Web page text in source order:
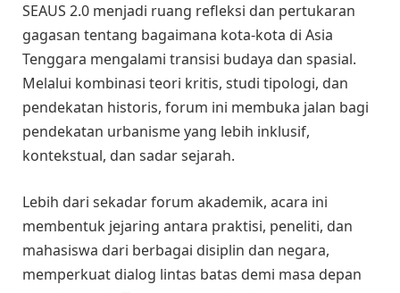
SEAUS 2.0 menjadi ruang refleksi dan pertukaran
gagasan tentang bagaimana kota-kota di Asia
Tenggara mengalami transisi budaya dan spasial.
Melalui kombinasi teori kritis, studi tipologi, dan
pendekatan historis, forum ini membuka jalan bagi
pendekatan urbanisme yang lebih inklusif,
kontekstual, dan sadar sejarah.
Lebih dari sekadar forum akademik, acara ini
membentuk jejaring antara praktisi, peneliti, dan
mahasiswa dari berbagai disiplin dan negara,
memperkuat dialog lintas batas demi masa depan